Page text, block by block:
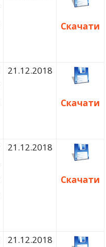
Скачати
21.12.2018
Скачати
21.12.2018
Скачати
21.12.2018